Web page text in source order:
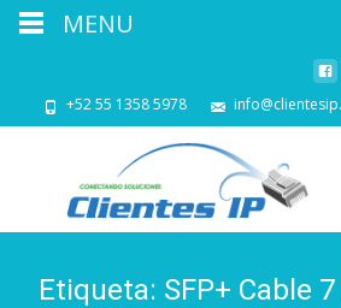
+52 55 1358 5978
Etiqueta: SFP+ Cable
MENU